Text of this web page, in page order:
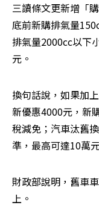
三讀條文更新增「
底前新購排氣量
排氣量2000cc以下
元。
換句話說，如果加
新優惠4000元，新
稅減免；汽車汰舊
準，最高可達10萬
財政部說明，舊車
上。